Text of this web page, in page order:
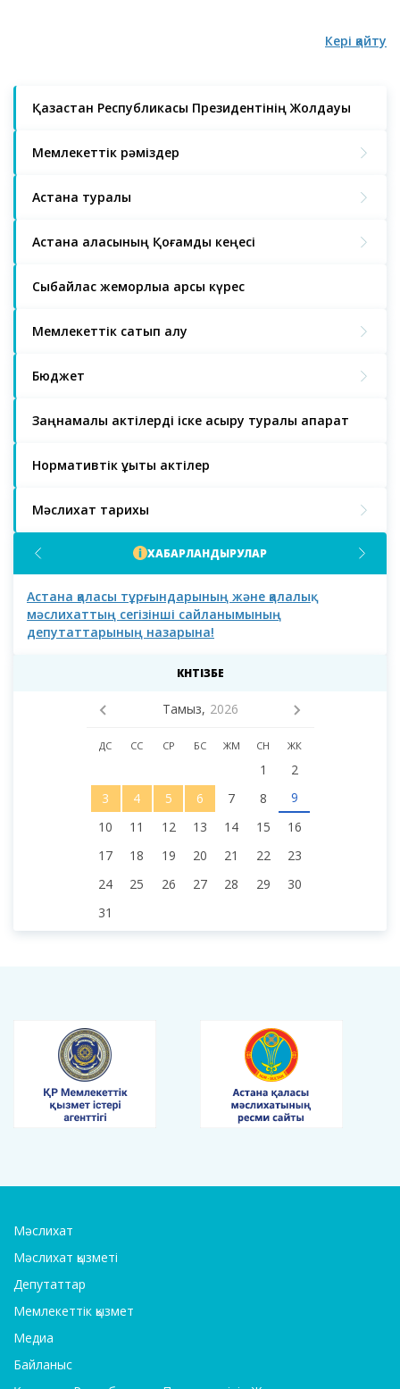
Қазақстан Республикасы Президентінің Жолдауы
Мемлекеттік рәміздер
Астана туралы
Астана қаласының Қоғамдық кеңесі
Сыбайлас жемқорлыққа қарсы күрес
Мемлекеттік сатып алу
Бюджет
Заңнамалық актілерді іске асыру туралы ақпарат
Нормативтік құқықтық актілер
Мәслихат тарихы
ХАБАРЛАНДЫРУЛАР
Астана қаласы тұрғындарының және қалалық
мәслихаттың сегізінші сайланымының
депутаттарының назарына!
КҮНТІЗБЕ
Тамыз, 2026
ДС СС СР БС ЖМ СН ЖК
1
2
3
4 5 6 7 8
9
10
11 12 13 14 15
16
17
18 19 20 21 22
23
24
25 26 27 28 29
30
31
Кері қайту
Мәслихат
Мәслихат қызметі
Депутаттар
Мемлекеттік қызмет
Медиа
Байланыс